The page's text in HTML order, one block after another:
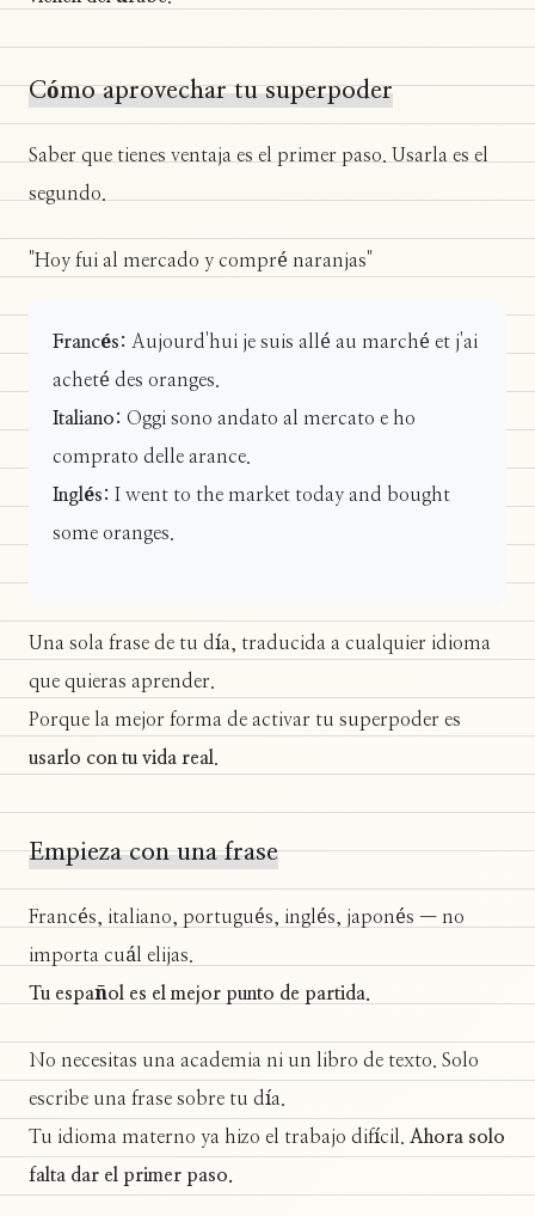
Cómo aprovechar tu superpoder
Saber que tienes ventaja es el primer paso. Usarla es el
segundo.
"Hoy fui al mercado y compré naranjas"
Francés: Aujourd'hui je suis allé au marché et j'ai
acheté des oranges.
Italiano: Oggi sono andato al mercato e ho
comprato delle arance.
Inglés:
I went to the market today and bought
some oranges.
Una sola frase de tu día, traducida a cualquier idioma
que quieras aprender.
Porque la mejor forma de activar tu superpoder es
usarlo con tu vida real
Empieza con una frase
Francés, italiano, portugués, inglés, japonés — no
importa cuál elijas.
Tu español es el mejor punto de partida.
No necesitas una academia ni un libro de texto. Solo
escribe una frase sobre tu día.
Tu idioma materno ya hizo el trabajo difícil. Ahora solo
falta dar el primer paso.